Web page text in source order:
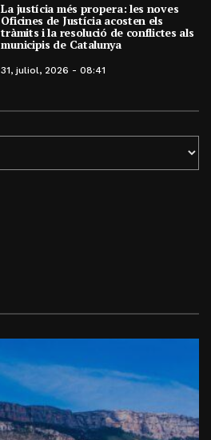
La justícia més propera: les noves
Oficines de Justícia acosten els
tràmits i la resolució de conflictes als
municipis de Catalunya
31, juliol, 2026 - 08:41